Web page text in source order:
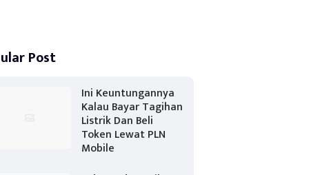
Post
Ini Keuntungannya
Kalau Bayar Tagihan
Listrik Dan Beli
Token Lewat PLN
Mobile